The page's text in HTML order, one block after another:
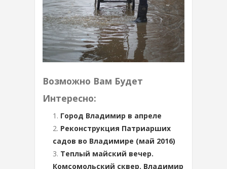
Возможно Вам Будет
Интересно:
Город Владимир в апреле
Реконструкция Патриарших
садов во Владимире (май 2016)
Теплый майский вечер.
Комсомольский сквер. Владимир